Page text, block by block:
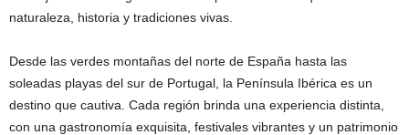
naturaleza, historia y tradiciones vivas.
Desde las verdes montañas del norte de España hasta las
soleadas playas del sur de Portugal, la Península Ibérica es un
destino que cautiva. Cada región brinda una experiencia distinta,
con una gastronomía exquisita, festivales vibrantes y un patrimonio